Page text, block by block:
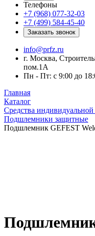
Телефоны
+7 (968) 077-32-03
+7 (499) 584-45-40
Заказать звонок
info@prfz.ru
г. Москва,
пом.1А
Пн - Пт: с 9:00 до
Главная
Каталог
Средства
Подшлемники защитные
Подшлемник GEFEST